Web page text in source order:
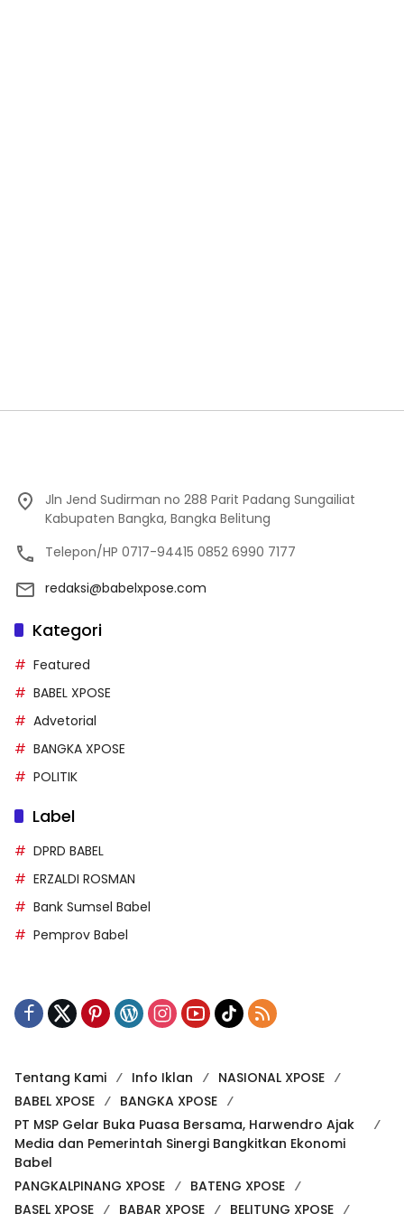
Telepon/HP 0717-94415 0852 6990 7177
redaksi@babelxpose.com
BABEL XPOSE
Advetorial
BANGKA XPOSE
POLITIK
Label
ERZALDI ROSMAN
Bank Sumsel Babel
Pemprov Babel
Tentang Kami Info Iklan
NASIONAL XPOSE
Media dan Pemerintah Sinergi Bangkitkan Ekonomi
Babel
PANGKALPINANG XPOSE
BATENG XPOSE
BASEL XPOSE
BABAR XPOSE
BELITUNG XPOSE
Copyright@2025 Babelxpose.com